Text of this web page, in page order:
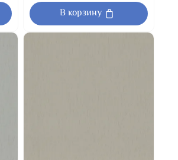
В корзину